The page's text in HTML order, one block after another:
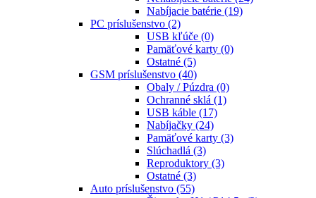
Nabíjacie batérie (19)
PC príslušenstvo (2)
USB kľúče (0)
Pamäťové karty (0)
Ostatné (5)
GSM príslušenstvo (40)
Obaly / Púzdra (0)
Ochranné sklá (1)
USB káble (17)
Nabíjačky (24)
Pamäťové karty (3)
Slúchadlá (3)
Reproduktory (3)
Ostatné (3)
Auto príslušenstvo (55)